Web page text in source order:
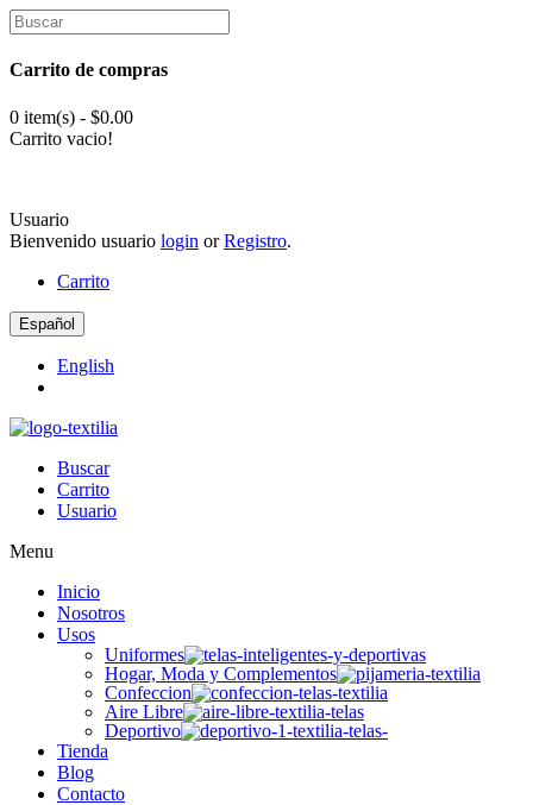
Carrito de compras
0 item(s) - $0.00
Carrito vacio!
Usuario
Bienvenido usuario login orRegistro.
Carrito
Español
English
Buscar
Carrito
Usuario
Menu
Inicio
Nosotros
Usos
Uniformes
Hogar, Moda y Complementos
Confeccion
Aire Libre
Deportivo
Tienda
Blog
Contacto